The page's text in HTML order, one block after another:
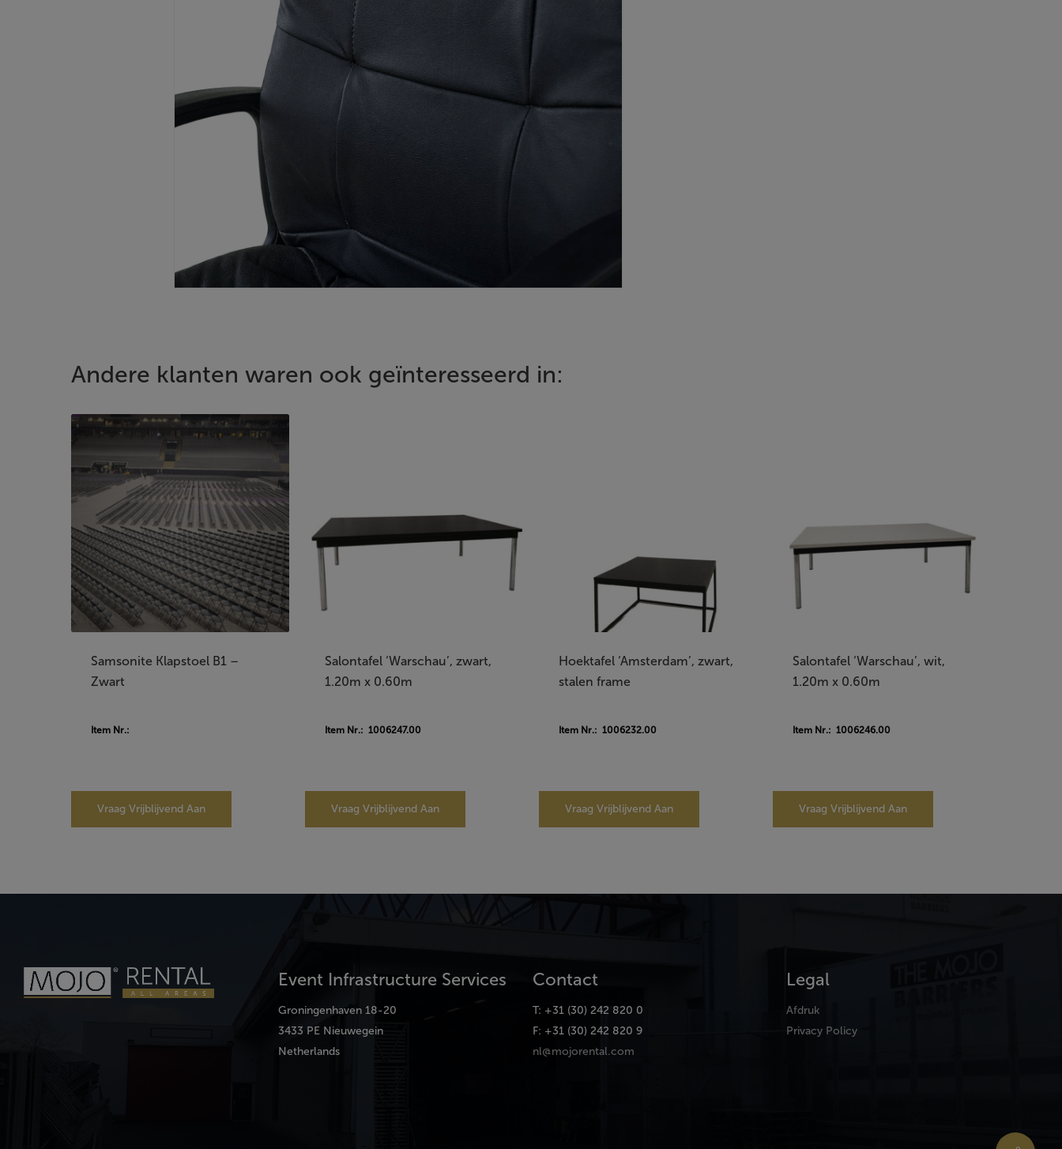
Andere klanten waren ook geïnteresseerd in:
Samsonite Klapstoel B1 –
Zwart
Item Nr.:
Vraag Vrijblijvend Aan
Salontafel ‘Warschau’, zwart,
1.20m x 0.60m
Item Nr.: 1006247.00
Vraag Vrijblijvend Aan
Hoektafel ‘Amsterdam’, zwart,
stalen frame
Item Nr.: 1006232.00
Vraag Vrijblijvend Aan
Salontafel ‘Warschau’, wit,
1.20m x 0.60m
Item Nr.: 1006246.00
Vraag Vrijblijvend Aan
Event Infrastructure Services
Groningenhaven 18-20
3433 PE Nieuwegein
Netherlands
Contact
T: +31 (30) 242 820 0
F: +31 (30) 242 820 9
nl@mojorental.com
Legal
Afdruk
Privacy Policy